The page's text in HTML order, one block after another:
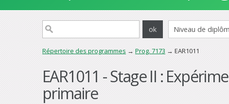
Répertoire des programmes → Prog. 7173 → EAR1011
EAR1011 - Stage II :
primaire